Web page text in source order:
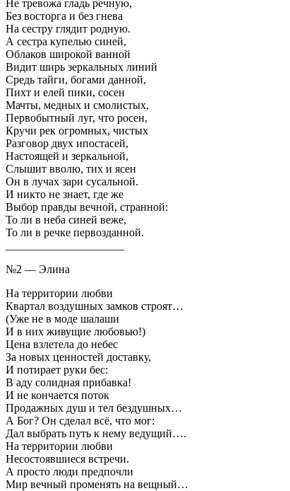
Не тревожа гладь речную,
Без восторга и без гнева
На сестру глядит родную.
А сестра купелью синей,
Облаков широкой ванной
Видит ширь зеркальных линий
Средь тайги, богами данной,
Пихт и елей пики, сосен
Мачты, медных и смолистых,
Первобытный луг, что росен,
Кручи рек огромных, чистых
Разговор двух ипостасей,
Настоящей и зеркальной,
Слышит вволю, тих и ясен
Он в лучах зари сусальной.
И никто не знает, где же
Выбор правды вечной, странной:
То ли в неба синей веже,
То ли в речке первозданной.
№2 — Элина
На территории любви
Квартал воздушных замков строят…
(Уже не в моде шалаши
И в них живущие любовью!)
Цена взлетела до небес
За новых ценностей доставку,
И потирает руки бес:
В аду солидная прибавка!
И не кончается поток
Продажных душ и тел бездушных…
А Бог? Он сделал всё, что мог:
Дал выбрать путь к нему ведущий….
На территории любви
Несостоявшиеся встречи.
А просто люди предпочли
Мир вечный променять на вещный…